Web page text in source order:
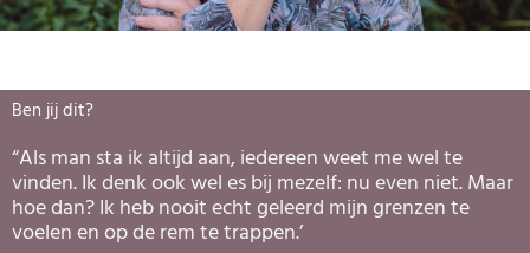
Ben jij dit?
“Als man sta ik altijd aan, iedereen weet me wel te
vinden. Ik denk ook wel es bij mezelf: nu even niet. Maar
hoe dan? Ik heb nooit echt geleerd mijn grenzen te
voelen en op de rem te trappen.’